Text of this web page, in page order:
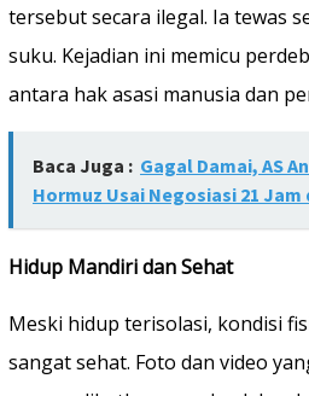
tersebut secara ilegal. Ia tewas
suku. Kejadian ini memicu
antara hak asasi manusia dan
Baca Juga : Gagal Damai, AS
Hormuz Usai Negosiasi 21 Jam
Hidup Mandiri dan Sehat
Meski hidup terisolasi, kondisi
sangat sehat. Foto dan video